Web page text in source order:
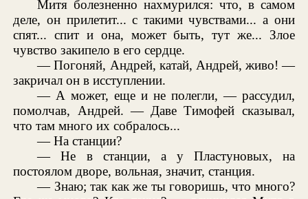
Митя болезненно нахмурился: что, в самом
деле, он прилетит... с такими чувствами... а они
спят... спит и она, может быть, тут же... Злое
чувство закипело в его сердце.
— Погоняй, Андрей, катай, Андрей, живо! —
закричал он в исступлении.
— А может, еще и не полегли, — рассудил,
помолчав, Андрей. — Даве Тимофей сказывал,
что там много их собралось...
— На станции?
— Не в станции, а у Пластуновых, на
постоялом дворе, вольная, значит, станция.
— Знаю; так как же ты говоришь, что много?